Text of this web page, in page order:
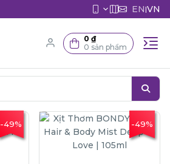
EN|VN
0 ₫
0 sản phẩm
-49% -49%